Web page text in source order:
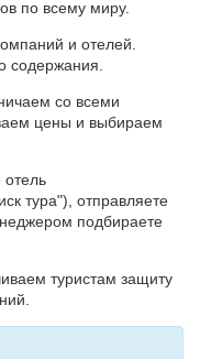
по всему миру.
и отелей.
содержания.
со всеми
цены и выбираем
тура"), отправляете
подбираете
туристам защиту